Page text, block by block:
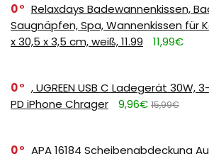
0
Relaxdays Badewannenkissen,
Saugnäpfen, Spa, Wannenkissen für
x 30,5 x 3,5 cm, weiß, 11.99
11,99€
0
, UGREEN USB C Ladegerät 30W,
PD iPhone Chrager
9,96€ 15,99€
0
APA 16184 Scheibenabdeckung